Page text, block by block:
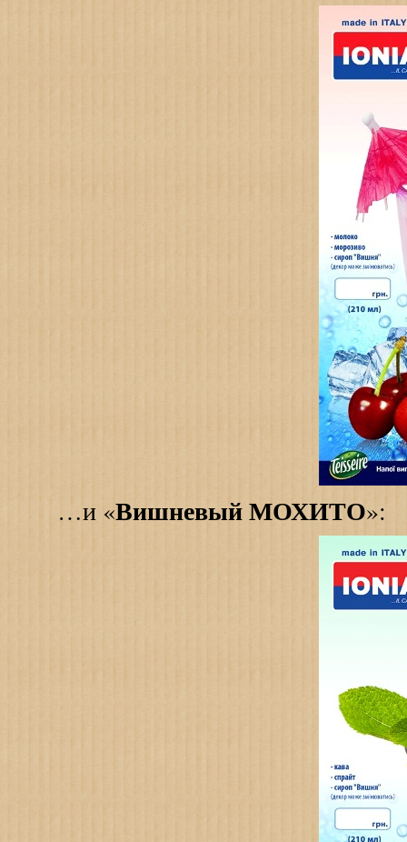
…и «Вишневый МОХИТО»: